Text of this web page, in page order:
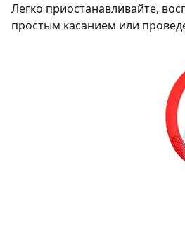
Легко приостанавливайте,
простым касанием или